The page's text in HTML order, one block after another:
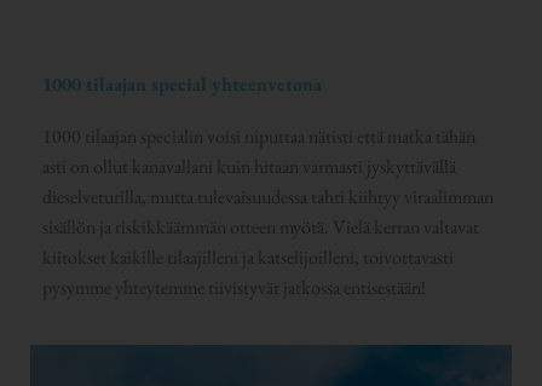
1000 tilaajan special yhteenvetona
1000 tilaajan specialin voisi niputtaa nätisti että matka tähän
asti on ollut kanavallani kuin hitaan varmasti jyskyttävällä
dieselveturilla, mutta tulevaisuudessa tahti kiihtyy viraalimman
sisällön ja riskikkäämmän otteen myötä. Vielä kerran valtavat
kiitokset kaikille tilaajilleni ja katselijoilleni, toivottavasti
pysymme yhteytemme tiivistyvät jatkossa entisestään!